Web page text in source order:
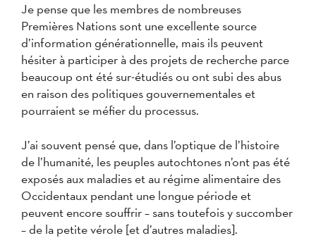
Je pense que les membres de nombreuses
Premières Nations sont une excellente source
d’information générationnelle, mais ils peuvent
hésiter à participer à des projets de recherche parce
beaucoup ont été sur-étudiés ou ont subi des abus
en raison des politiques gouvernementales et
pourraient se méfier du processus.
J’ai souvent pensé que, dans l’optique de l’histoire
de l’humanité, les peuples autochtones n’ont pas été
exposés aux maladies et au régime alimentaire des
Occidentaux pendant une longue période et
peuvent encore souffrir – sans toutefois y succomber
– de la petite vérole [et d’autres maladies].